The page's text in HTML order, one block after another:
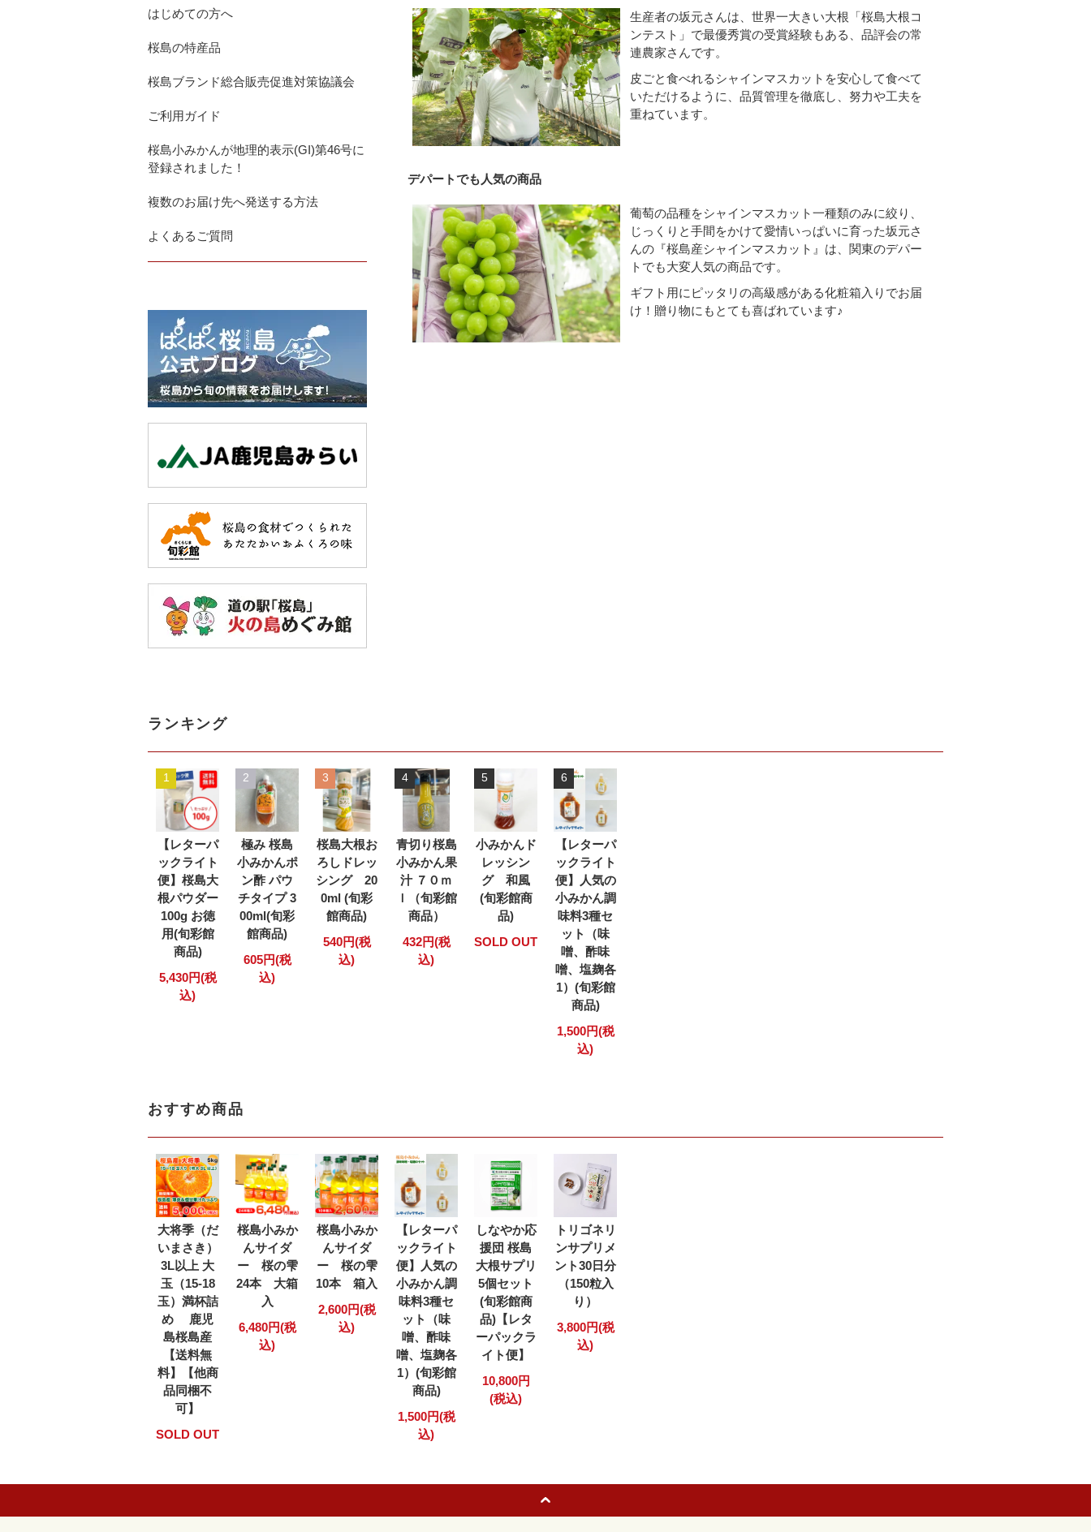
生産者の坂元さんは、世界一大きい大根「桜島大根コ
ンテスト」で最優秀賞の受賞経験もある、品評会の常
連農家さんです。
皮ごと食べれるシャインマスカットを安心して食べて
いただけるように、品質管理を徹底し、努力や工夫を
重ねています。
デパートでも人気の商品
葡萄の品種をシャインマスカット一種類のみに絞り、
じっくりと手間をかけて愛情いっぱいに育った坂元さ
んの『桜島産シャインマスカット』は、関東のデパー
トでも大変人気の商品です。
ギフト用にピッタリの高級感がある化粧箱入りでお届
け！贈り物にもとても喜ばれています♪
はじめての方へ
桜島の特産品
桜島ブランド総合販売促進対策協議会
ご利用ガイド
桜島小みかんが地理的表示(GI)第46号に
登録されました！
複数のお届け先へ発送する方法
よくあるご質問
ランキング
1
【レターパ
ックライト
便】桜島大
根パウダー
100g お徳
用(旬彩館
商品)
5,430円(税
込)
2
極み 桜島
小みかんポ
ン酢 パウ
チタイプ 3
00ml(旬彩
館商品)
605円(税
込)
3
桜島大根お
ろしドレッ
シング 20
0ml (旬彩
館商品)
540円(税
込)
4
青切り桜島
小みかん果
汁 ７０ｍ
ｌ（旬彩館
商品）
432円(税
込)
5
小みかんド
レッシン
グ 和風
(旬彩館商
品)
SOLD OUT
6
【レターパ
ックライト
便】人気の
小みかん調
味料3種セ
ット（味
噌、酢味
噌、塩麹各
1）(旬彩館
商品)
1,500円(税
込)
おすすめ商品
大将季（だ
いまさき）
3L以上 大
玉（15-18
玉）満杯詰
め 鹿児
島桜島産
【送料無
料】【他商
品同梱不
可】
SOLD OUT
桜島小みか
んサイダ
ー 桜の雫
24本 大箱
入
6,480円(税
込)
桜島小みか
んサイダ
ー 桜の雫
10本 箱入
2,600円(税
込)
【レターパ
ックライト
便】人気の
小みかん調
味料3種セ
ット（味
噌、酢味
噌、塩麹各
1）(旬彩館
商品)
1,500円(税
込)
しなやか応
援団 桜島
大根サプリ
5個セット
(旬彩館商
品)【レタ
ーパックラ
イト便】
10,800円
(税込)
トリゴネリ
ンサプリメ
ント30日分
（150粒入
り）
3,800円(税
込)